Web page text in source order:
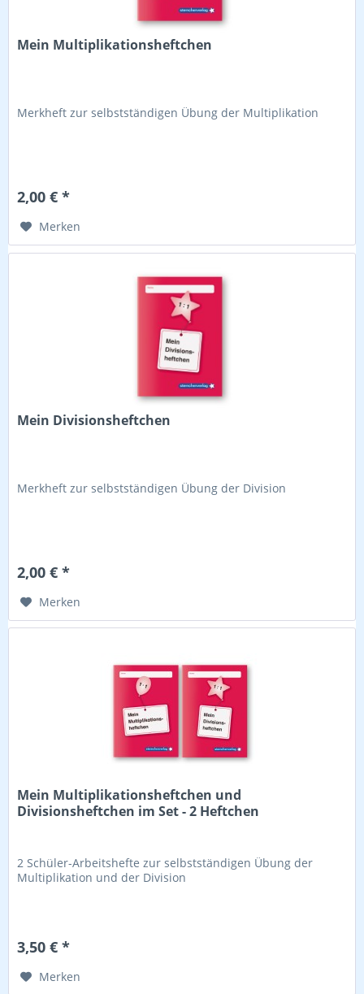
Mein Multiplikationsheftchen
Merkheft zur selbstständigen Übung der Multiplikation
2,00 € *
Merken
Mein Divisionsheftchen
Merkheft zur selbstständigen Übung der Division
2,00 € *
Merken
Mein Multiplikationsheftchen und
Divisionsheftchen im Set - 2 Heftchen
2 Schüler-Arbeitshefte zur selbstständigen Übung der
Multiplikation und der Division
3,50 € *
Merken